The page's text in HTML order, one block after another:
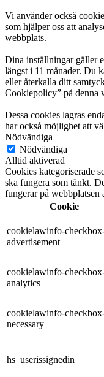
Vi använder också
som hjälper oss att
webbplats.
Dina inställningar gäller
längst i 11 månader. Du
eller återkalla ditt
Cookiepolicy” på denna
Dessa cookies lagras
har också möjlighet att
Nödvändiga
Nödvändiga
Alltid aktiverad
Cookies kategoriserade
ska fungera som tänkt.
fungerar på webbplatsen
Cookie
cookielawinfo-
advertisement
cookielawinfo-
analytics
cookielawinfo-
necessary
hs_userissignedin